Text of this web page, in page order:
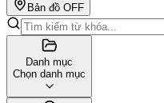
Bản đồ OFF
Danh mục
Chọn danh mục